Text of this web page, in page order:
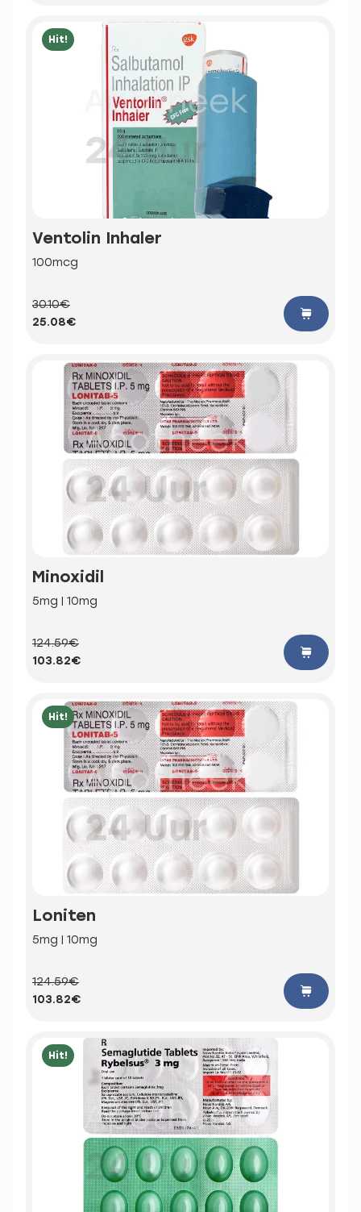
Hit!
Ventolin Inhaler
100mcg
30.10€
25.08€
Minoxidil
5mg | 10mg
124.59€
103.82€
Hit!
Loniten
5mg | 10mg
124.59€
103.82€
Hit!